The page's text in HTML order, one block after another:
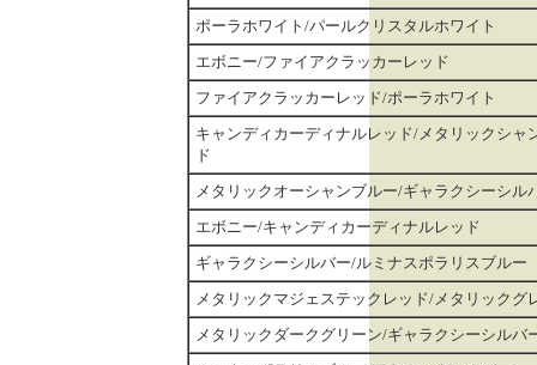
ポーラホワイト/パールクリスタルホワイト
エボニー/ファイアクラッカーレッド
ファイアクラッカーレッド/ポーラホワイト
キャンディカーディナルレッド/メタリックシャ
ド
メタリックオーシャンブルー/ギャラクシーシル
エボニー/キャンディカーディナルレッド
ギャラクシーシルバー/ルミナスポラリスブルー
メタリックマジェステックレッド/メタリックグ
メタリックダークグリーン/ギャラクシーシルバ